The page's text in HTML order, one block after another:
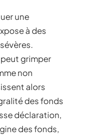
une
à des
grimper
non
alors
des fonds
déclaration,
des fonds,